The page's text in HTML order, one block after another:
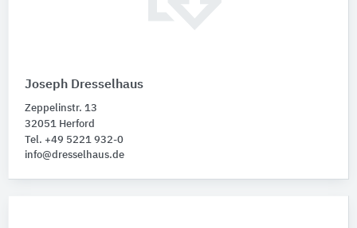
Joseph Dresselhaus
Zeppelinstr. 13
32051 Herford
Tel. +49 5221 932-0
info@dresselhaus.de